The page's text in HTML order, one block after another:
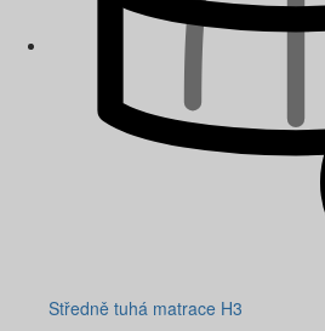
Středně tuhá matrace H3